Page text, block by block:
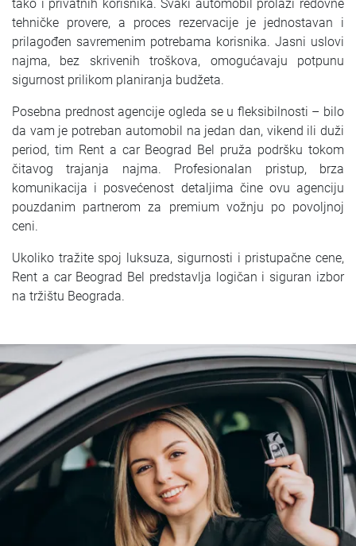
tako i privatnih korisnika. Svaki automobil prolazi redovne
tehničke provere, a proces rezervacije je jednostavan i
prilagođen savremenim potrebama korisnika. Jasni uslovi
najma, bez skrivenih troškova, omogućavaju potpunu
sigurnost prilikom planiranja budžeta.
Posebna prednost agencije ogleda se u fleksibilnosti – bilo
da vam je potreban automobil na jedan dan, vikend ili duži
period, tim Rent a car Beograd Bel pruža podršku tokom
čitavog trajanja najma. Profesionalan pristup, brza
komunikacija i posvećenost detaljima čine ovu agenciju
pouzdanim partnerom za premium vožnju po povoljnoj
ceni.
Ukoliko tražite spoj luksuza, sigurnosti i pristupačne cene,
Rent a car Beograd Bel predstavlja logičan i siguran izbor
na tržištu Beograda.